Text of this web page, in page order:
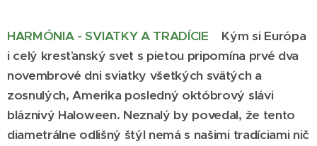
HARMÓNIA - SVIATKY A TRADÍCIE
Kým si Európa
i celý kresťanský svet s pietou pripomína prvé dva
novembrové dni sviatky všetkých svätých a
zosnulých, Amerika posledný októbrový slávi
bláznivý Haloween. Neznalý by povedal, že tento
diametrálne odlišný štýl nemá s našimi tradíciami nič